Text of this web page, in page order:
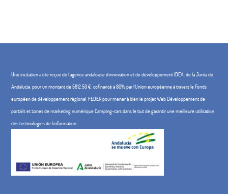
Une incitation a été reçue de l'agence andalouse d'innovation et de développement IDEA, de la Junta de
Andalucía, pour un montant de 5812,50 €, cofinancé à 80% par l'Union européenne à travers le Fonds
européen de développement régional, FEDER pour mener à bien le projet Web Développement de
portails et zones de marketing numérique Camping-cars dans le but de garantir une meilleure utilisation
des technologies de l'information